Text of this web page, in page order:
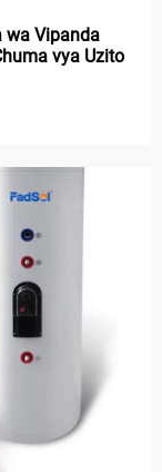
wa Vipanda
vya Uzito